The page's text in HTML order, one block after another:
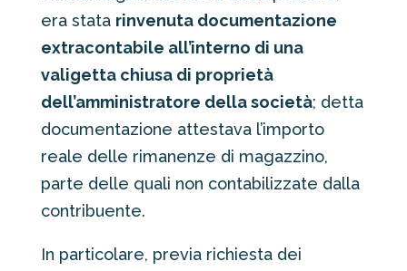
era stata rinvenuta documentazione
extracontabile all’interno di una
valigetta chiusa di proprietà
dell’amministratore della società; detta
documentazione attestava l’importo
reale delle rimanenze di magazzino,
parte delle quali non contabilizzate dalla
contribuente.
In particolare, previa richiesta dei